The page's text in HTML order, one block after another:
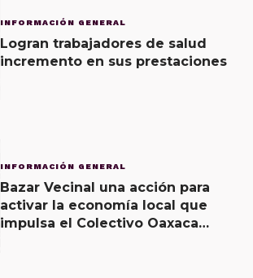
INFORMACIÓN GENERAL
Logran trabajadores de salud
incremento en sus prestaciones
INFORMACIÓN GENERAL
Bazar Vecinal una acción para
activar la economía local que
impulsa el Colectivo Oaxaca